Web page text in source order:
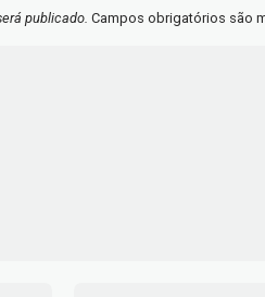
publicado. Campos obrigatórios são